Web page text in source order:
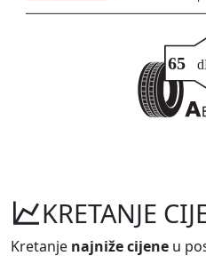
KRETANJE
Kretanje najniže cijene u